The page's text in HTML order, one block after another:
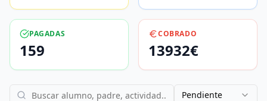
PAGADAS
159
COBRADO
13932€
Pendiente